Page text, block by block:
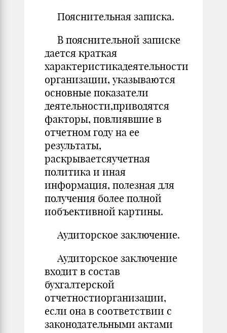
Пояснительная записка.
В пояснительной записке
дается краткая
характеристикадеятельности
организации, указываются
основные показатели
деятельности,приводятся
факторы, повлиявшие в
отчетном году на ее
результаты,
раскрываетсяучетная
политика и иная
информация, полезная для
получения более полной
иобъективной картины.
Аудиторское заключение.
Аудиторское заключение
входит в состав
бухгалтерской
отчетностиорганизации,
если она в соответствии с
законодательными актами